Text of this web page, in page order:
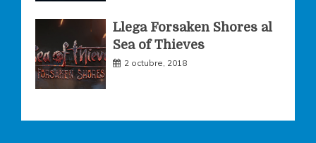
Llega Forsaken Shores al
Sea of Thieves
2 octubre, 2018